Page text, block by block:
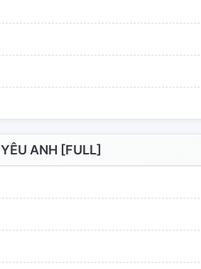
ANH [FULL]